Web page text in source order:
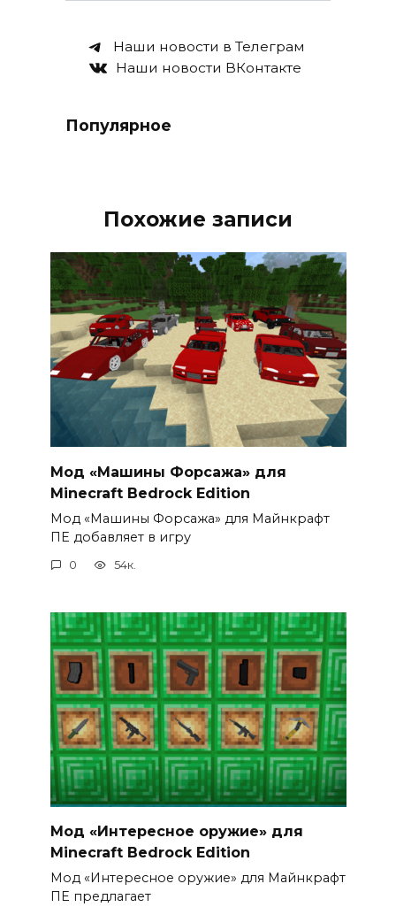
Наши новости в Телеграм
Наши новости ВКонтакте
Популярное
Похожие записи
Мод «Машины Форсажа» для
Minecraft Bedrock Edition
Мод «Машины Форсажа» для Майнкрафт
ПЕ добавляет в игру
0 54к.
Мод «Интересное оружие» для
Minecraft Bedrock Edition
Мод «Интересное оружие» для Майнкрафт
ПЕ предлагает